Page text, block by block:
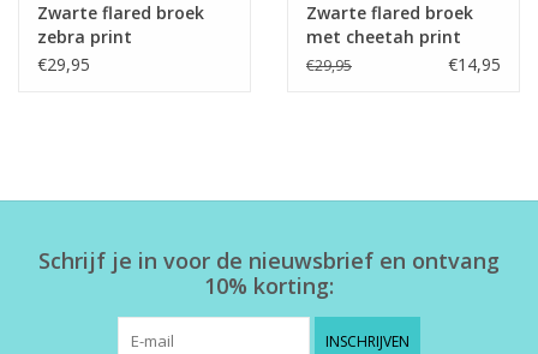
Zwarte flared broek
zebra print
€29,95
Zwarte flared broek
met cheetah print
€29,95 €14,95
Schrijf je in voor de nieuwsbrief en ontvang
10% korting:
INSCHRIJVEN